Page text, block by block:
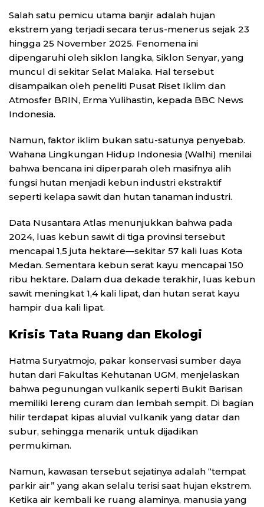
Salah satu pemicu utama banjir adalah hujan
ekstrem yang terjadi secara terus-menerus sejak 23
hingga 25 November 2025. Fenomena ini
dipengaruhi oleh siklon langka, Siklon Senyar, yang
muncul di sekitar Selat Malaka. Hal tersebut
disampaikan oleh peneliti Pusat Riset Iklim dan
Atmosfer BRIN, Erma Yulihastin, kepada BBC News
Indonesia.
Namun, faktor iklim bukan satu-satunya penyebab.
Wahana Lingkungan Hidup Indonesia (Walhi) menilai
bahwa bencana ini diperparah oleh masifnya alih
fungsi hutan menjadi kebun industri ekstraktif
seperti kelapa sawit dan hutan tanaman industri.
Data Nusantara Atlas menunjukkan bahwa pada
2024, luas kebun sawit di tiga provinsi tersebut
mencapai 1,5 juta hektare—sekitar 57 kali luas Kota
Medan. Sementara kebun serat kayu mencapai 150
ribu hektare. Dalam dua dekade terakhir, luas kebun
sawit meningkat 1,4 kali lipat, dan hutan serat kayu
hampir dua kali lipat.
Krisis Tata Ruang dan Ekologi
Hatma Suryatmojo, pakar konservasi sumber daya
hutan dari Fakultas Kehutanan UGM, menjelaskan
bahwa pegunungan vulkanik seperti Bukit Barisan
memiliki lereng curam dan lembah sempit. Di bagian
hilir terdapat kipas aluvial vulkanik yang datar dan
subur, sehingga menarik untuk dijadikan
permukiman.
Namun, kawasan tersebut sejatinya adalah “tempat
parkir air” yang akan selalu terisi saat hujan ekstrem.
Ketika air kembali ke ruang alaminya, manusia yang